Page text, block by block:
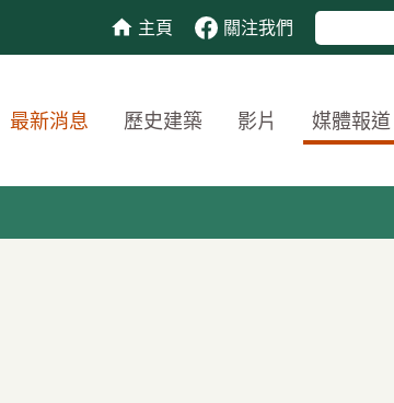
主頁 關注我們
最新消息 歷史建築 影片 媒體報道